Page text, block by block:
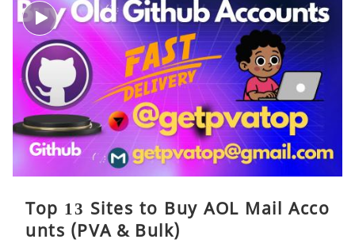
Top 13 Sites to Buy AOL Mail Acco
unts (PVA & Bulk)